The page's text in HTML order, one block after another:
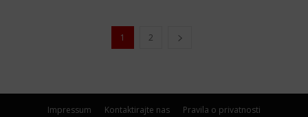
1 2
Impressum Kontaktirajte nas Pravila o privatnosti